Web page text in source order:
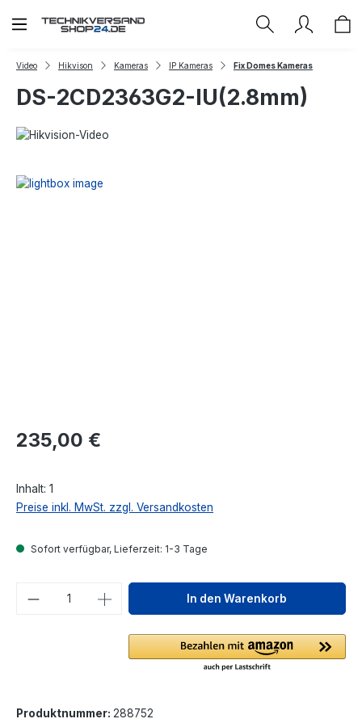
Zum Hauptinhalt springen
Video Hikvison Kameras IP Kameras Fix Domes Kameras
DS-2CD2363G2-IU(2.8mm)
Regulärer Preis:
235,00 €
Inhalt: 1
Preise inkl. MwSt. zzgl. Versandkosten
Sofort verfügbar, Lieferzeit: 1-3 Tage
Produkt Anzahl: Gib denIn den Warenkorb
Produktnummer: 288752